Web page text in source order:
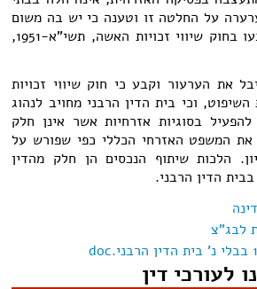
על החלטה זו וטענה כי יש בה משום
פגיעה בעקרונות שנקבעו בחוק שיווי זכויות האשה, תשי"א-1951,
את הערעור וקבע כי חוק שיווי זכויות
וכי בית הדין הרבני מחויב לנהוג
בסוגיות אזרחיות אשר אינן חלק
את המשפט האזרחי הכללי כפי שפורש על
הלכות שיתוף הנכסים הן חלק מהדין
הדין הרבני.
לבג"צ
לעורכי דין